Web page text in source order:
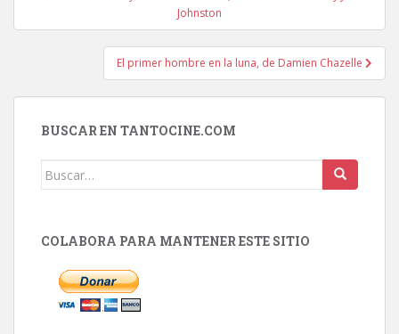
entradas
Johnston
El primer hombre en la luna, de Damien Chazelle
BUSCAR EN TANTOCINE.COM
Buscar:
COLABORA PARA MANTENER ESTE SITIO